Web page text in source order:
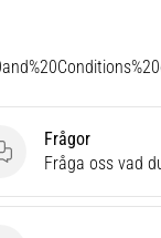
Frågor
Fråga oss vad